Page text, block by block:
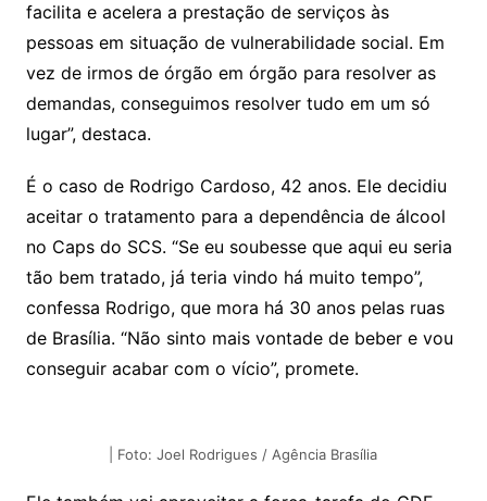
facilita e acelera a prestação de serviços às
pessoas em situação de vulnerabilidade social. Em
vez de irmos de órgão em órgão para resolver as
demandas, conseguimos resolver tudo em um só
lugar”, destaca.
É o caso de Rodrigo Cardoso, 42 anos. Ele decidiu
aceitar o tratamento para a dependência de álcool
no Caps do SCS. “Se eu soubesse que aqui eu seria
tão bem tratado, já teria vindo há muito tempo”,
confessa Rodrigo, que mora há 30 anos pelas ruas
de Brasília. “Não sinto mais vontade de beber e vou
conseguir acabar com o vício”, promete.
| Foto: Joel Rodrigues / Agência Brasília